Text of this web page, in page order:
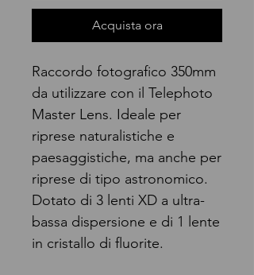
Acquista ora
Raccordo fotografico 350mm
da utilizzare con il Telephoto
Master Lens. Ideale per
riprese naturalistiche e
paesaggistiche, ma anche per
riprese di tipo astronomico.
Dotato di 3 lenti XD a ultra-
bassa dispersione e di 1 lente
in cristallo di fluorite.